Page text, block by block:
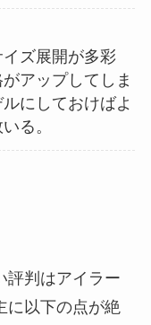
ズ展開が多彩
アップしてしま
にしておけばよ
る。
評判はアイラー
に以下の点が絶